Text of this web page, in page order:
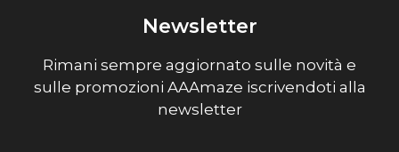
Newsletter
Rimani sempre aggiornato sulle novità e
sulle promozioni AAAmaze iscrivendoti alla
newsletter